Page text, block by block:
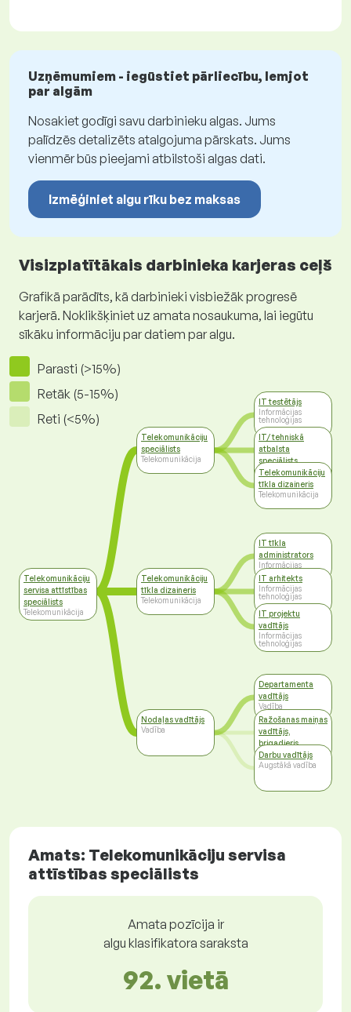
Uzņēmumiem - iegūstiet pārliecību, lemjot
par algām
Nosakiet godīgi savu darbinieku algas. Jums
palīdzēs detalizēts atalgojuma pārskats. Jums
vienmēr būs pieejami atbilstoši algas dati.
Izmēģiniet algu rīku bez maksas
Visizplatītākais darbinieka karjeras ceļš
Grafikā parādīts, kā darbinieki visbiežāk progresē
karjerā. Noklikšķiniet uz amata nosaukuma, lai iegūtu
sīkāku informāciju par datiem par algu.
Parasti (>15%)
Retāk (5-15%)
Reti (<5%)
Telekomunikāciju
servisa attīstības
speciālists
Telekomunikācija
Telekomunikāciju
speciālists
Telekomunikācija
Telekomunikāciju
tīkla dizaineris
Telekomunikācija
Nodaļas vadītājs
Vadība
IT testētājs
Informācijas
tehnoloģijas
IT/ tehniskā
atbalsta
speciālists
Informācijas
tehnoloģijas
Telekomunikāciju
tīkla dizaineris
Telekomunikācija
IT tīkla
administrators
Informācijas
tehnoloģijas
IT arhitekts
Informācijas
tehnoloģijas
IT projektu
vadītājs
Informācijas
tehnoloģijas
Departamenta
vadītājs
Vadība
Ražošanas maiņas
vadītājs,
brigadieris
Vadība
Darbu vadītājs
Augstākā vadība
Amats: Telekomunikāciju servisa
attīstības speciālists
Amata pozīcija ir
algu klasifikatora saraksta
92. vietā